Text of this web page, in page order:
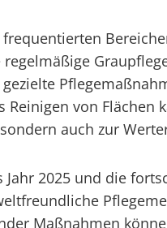
Reinigen von
auch zur
Jahr 2025 und die
Maßnahmen